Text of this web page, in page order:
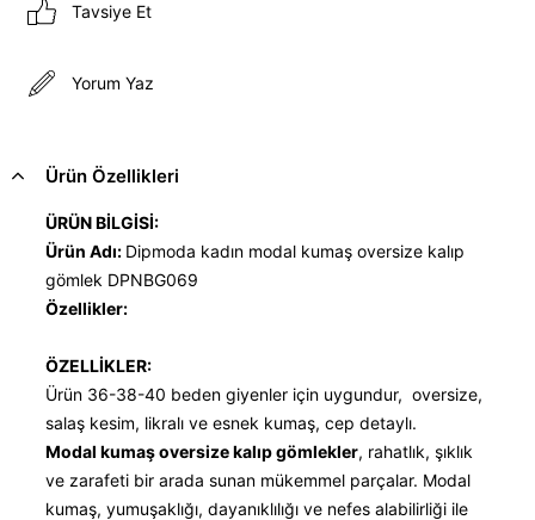
Tavsiye Et
Yorum Yaz
Ürün Özellikleri
ÜRÜN BİLGİSİ:
Ürün Adı: Dipmoda kadın modal kumaş oversize kalıp
gömlek DPNBG069
Özellikler:
ÖZELLİKLER:
Ürün 36-38-40 beden giyenler için uygundur, oversize,
salaş kesim, likralı ve esnek kumaş, cep detaylı.
Modal kumaş oversize kalıp gömlekler, rahatlık, şıklık
ve zarafeti bir arada sunan mükemmel parçalar. Modal
kumaş, yumuşaklığı, dayanıklılığı ve nefes alabilirliği ile